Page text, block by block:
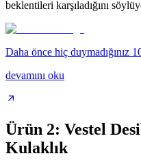
beklentileri karşıladığını
Daha önce hiç duymadığınız
devamını oku
Ürün 2: Vestel
Kulaklık